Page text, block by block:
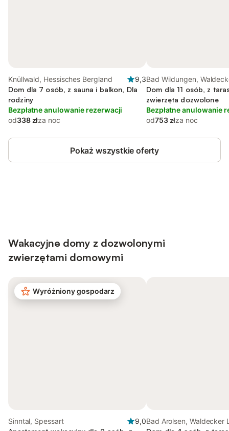
Knüllwald, Hessisches Bergland
9,3
Dom dla 7 osób, z sauna i balkon, Dla
rodziny
Bezpłatne anulowanie rezerwacji
od338 złza noc
Bad Wildungen,
Dom dla 11 osób, z
zwierzęta dozwolone
Bezpłatne anulowanie
od753 złza noc
Pokaż wszystkie oferty
Wakacyjne domy z dozwolonymi
zwierzętami domowymi
Wyróżniony gospodarz
Sinntal, Spessart
9,0Bad Arolsen, Waldecker